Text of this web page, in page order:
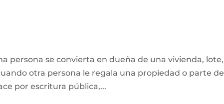
persona se convierta en dueña de una vivienda, lote,
otra persona le regala una propiedad o parte de
por escritura pública,...